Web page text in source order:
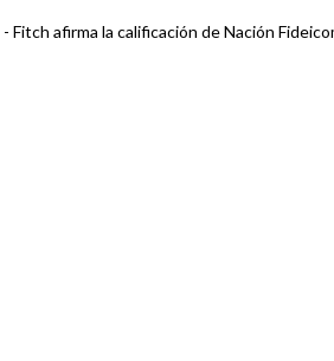
- Fitch afirma la calificación de Nación